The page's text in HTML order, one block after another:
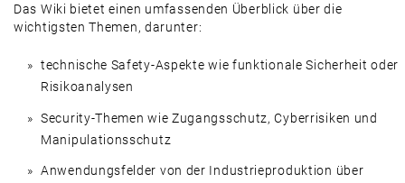
Das Wiki bietet einen umfassenden Überblick über die
wichtigsten Themen, darunter:
technische Safety-Aspekte wie funktionale Sicherheit oder
Risikoanalysen
Security-Themen wie Zugangsschutz, Cyberrisiken und
Manipulationsschutz
Anwendungsfelder von der Industrieproduktion über